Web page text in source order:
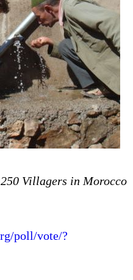
Villagers in Morocco
poll/vote/?